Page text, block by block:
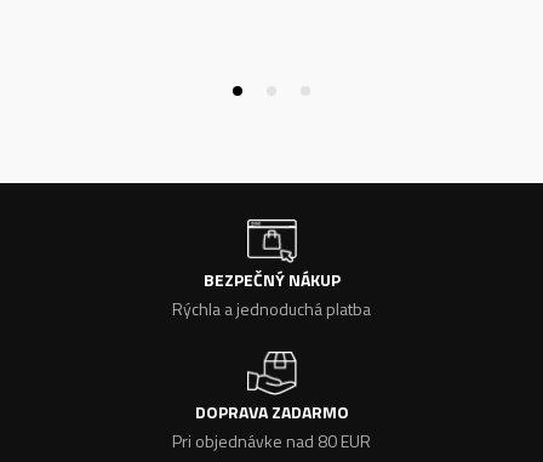
BEZPEČNÝ NÁKUP
Rýchla a jednoduchá platba
DOPRAVA ZADARMO
Pri objednávke nad 80 EUR